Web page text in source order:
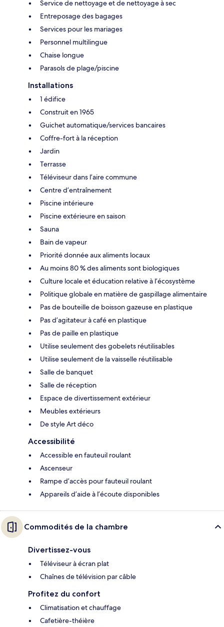
Service de nettoyage et de nettoyage à sec
Entreposage des bagages
Services pour les mariages
Personnel multilingue
Chaise longue
Parasols de plage/piscine
Installations
1 édifice
Construit en 1965
Guichet automatique/services bancaires
Coffre-fort à la réception
Jardin
Terrasse
Téléviseur dans l’aire commune
Centre d’entraînement
Piscine intérieure
Piscine extérieure en saison
Sauna
Bain de vapeur
Priorité donnée aux aliments locaux
Au moins 80 % des aliments sont biologiques
Culture locale et éducation relative à l’écosystème
Politique globale en matière de gaspillage alimentaire
Pas de bouteille de boisson gazeuse en plastique
Pas d’agitateur à café en plastique
Pas de paille en plastique
Utilise seulement des gobelets réutilisables
Utilise seulement de la vaisselle réutilisable
Salle de banquet
Salle de réception
Espace de divertissement extérieur
Meubles extérieurs
De style Art déco
Accessibilité
Accessible en fauteuil roulant
Ascenseur
Rampe d’accès pour fauteuil roulant
Appareils d’aide à l’écoute disponibles
Commodités de la chambre
Divertissez-vous
Téléviseur à écran plat
Chaînes de télévision par câble
Profitez du confort
Climatisation et chauffage
Cafetière-théière